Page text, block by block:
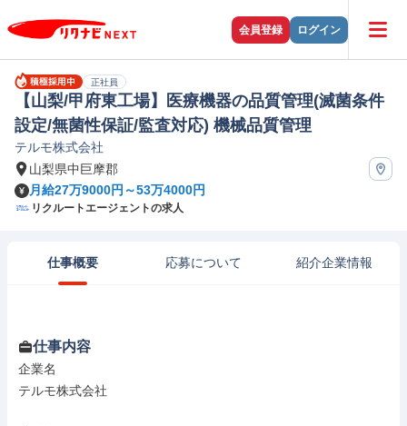
会員登録 ログイン
正社員
【山梨/甲府東工場】医療機器の品質管理(滅菌条件
設定/無菌性保証/監査対応) 機械品質管理
テルモ株式会社
山梨県中巨摩郡
月給27万9000円～53万4000円
リクルートエージェントの求人
仕事概要 応募について 紹介企業情報
仕事内容
企業名
テルモ株式会社